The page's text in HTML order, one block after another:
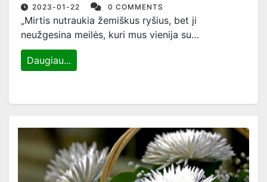
2023-01-22 0 COMMENTS
„Mirtis nutraukia žemiškus ryšius, bet ji
neužgesina meilės, kuri mus vienija su…
Daugiau...